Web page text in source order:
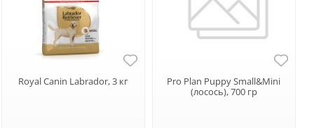
Royal Canin Labrador, 3 кг
Pro Plan Puppy Small&Mini
(лосось), 700 гр